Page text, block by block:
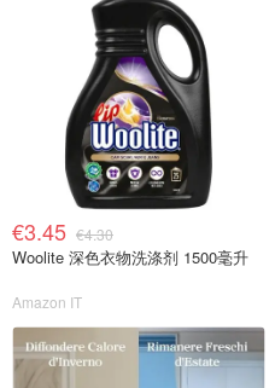
€3.45 €4.30
Woolite 深色衣物洗涤剂 1500毫升
Amazon IT